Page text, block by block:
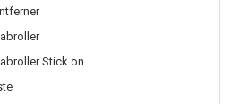
Stick on